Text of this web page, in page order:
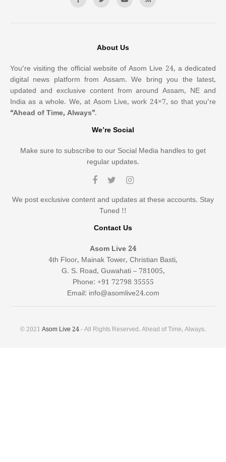
About Us
You’re visiting the official website of Asom Live 24, a dedicated
digital news platform from Assam. We bring you the latest,
updated and exclusive content from around Assam, NE and
India as a whole. We, at Asom Live, work 24×7, so that you’re
“Ahead of Time, Always”.
We’re Social
Make sure to subscribe to our Social Media handles to get
regular updates.
We post exclusive content and updates at these accounts. Stay
Tuned !!
Contact Us
Asom Live 24
4th Floor, Mainak Tower, Christian Basti,
G. S. Road, Guwahati – 781005,
Phone: +91 72798 35555
Email: info@asomlive24.com
© 2021 Asom Live 24- All Rights Reserved. Ahead of Time, Always.